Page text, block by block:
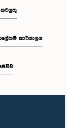
කටයුතු
කාර්යාලය